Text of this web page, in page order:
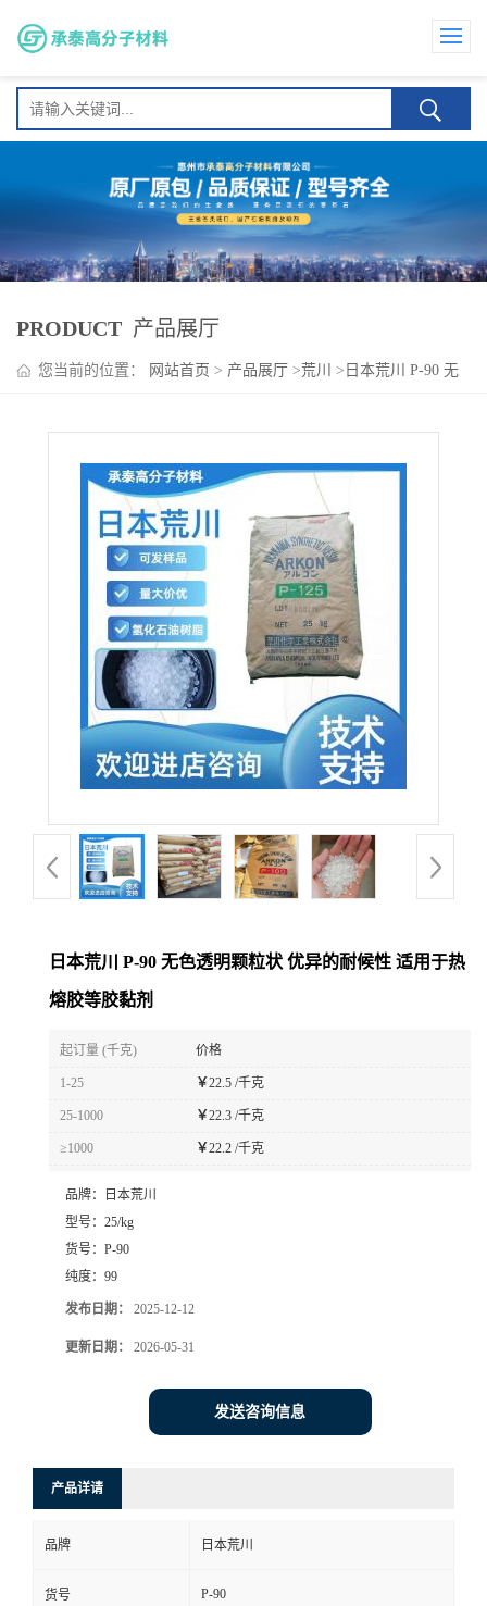
PRODUCT 产品展厅
您当前的位置： 网站首页 > 产品展厅 >荒川 > 日本荒川 P-90 无
日本荒川 P-90 无色透明颗粒状 优异的耐候性 适用于热
熔胶等胶黏剂
起订量 (千克) 价格
1-25 ￥22.5 /千克
25-1000 ￥22.3 /千克
≥1000 ￥22.2 /千克
品牌：
日本荒川
型号： 25/kg
货号： P-90
纯度： 99
发布日期： 2025-12-12
更新日期： 2026-05-31
发送咨询信息
产品详请
品牌 日本荒川
货号 P-90